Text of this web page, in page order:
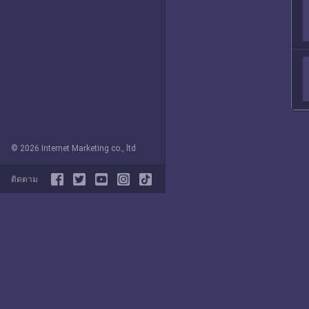
© 2026 Internet Marketing co., ltd
ติดตาม